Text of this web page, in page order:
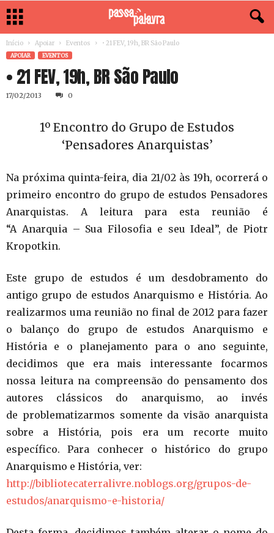
Início Apoiar Eventos • 21 FEV, 19h, BR São Paulo
APOIAR EVENTOS
• 21 FEV, 19h, BR São Paulo
17/02/2013 0
1º Encontro do Grupo de Estudos
‘Pensadores Anarquistas’
Na próxima quinta-feira, dia 21/02 às 19h, ocorrerá o
primeiro encontro do grupo de estudos Pensadores
Anarquistas. A leitura para esta reunião é
“A Anarquia – Sua Filosofia e seu Ideal”, de Piotr
Kropotkin.
Este grupo de estudos é um desdobramento do
antigo grupo de estudos Anarquismo e História. Ao
realizarmos uma reunião no final de 2012 para fazer
o balanço do grupo de estudos Anarquismo e
História e o planejamento para o ano seguinte,
decidimos que era mais interessante focarmos
nossa leitura na compreensão do pensamento dos
autores clássicos do anarquismo, ao invés
de problematizarmos somente da visão anarquista
sobre a História, pois era um recorte muito
específico. Para conhecer o histórico do grupo
Anarquismo e História, ver:
http://bibliotecaterralivre.noblogs.org/grupos-de-
estudos/anarquismo-e-historia/